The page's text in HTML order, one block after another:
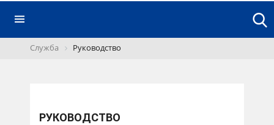
Служба Руководство
РУКОВОДСТВО